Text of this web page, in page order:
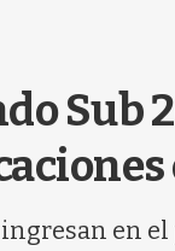
Sub
en